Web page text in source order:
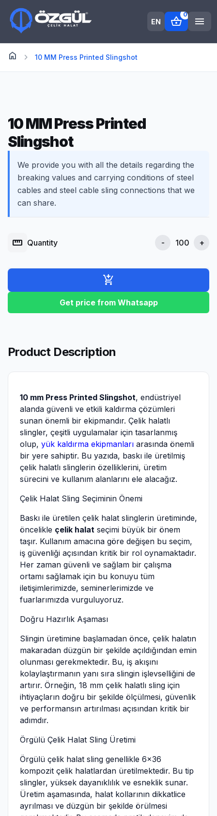
EN shopping_basket
0
menu
home Anasayfa
chevron_right 10 MM Press Printed Slingshot
10 MM Press Printed
Slingshot
We provide you with all the details regarding the
breaking values and carrying conditions of steel
cables and steel cable sling connections that we
can share.
straighten Quantity - +
add_shopping_cart
Get price from Whatsapp
Product Description
10 mm Press Printed Slingshot, endüstriyel
alanda güvenli ve etkili kaldırma çözümleri
sunan önemli bir ekipmandır. Çelik halatlı
slingler, çeşitli uygulamalar için tasarlanmış
olup, yük kaldırma ekipmanları arasında önemli
bir yere sahiptir. Bu yazıda, baskı ile üretilmiş
çelik halatlı slinglerin özelliklerini, üretim
sürecini ve kullanım alanlarını ele alacağız.
Çelik Halat Sling Seçiminin Önemi
Baskı ile üretilen çelik halat slinglerin üretiminde,
öncelikle çelik halat seçimi büyük bir önem
taşır. Kullanım amacına göre değişen bu seçim,
iş güvenliği açısından kritik bir rol oynamaktadır.
Her zaman güvenli ve sağlam bir çalışma
ortamı sağlamak için bu konuyu tüm
iletişimlerimizde, seminerlerimizde ve
fuarlarımızda vurguluyoruz.
Doğru Hazırlık Aşaması
Slingin üretimine başlamadan önce, çelik halatın
makaradan düzgün bir şekilde açıldığından emin
olunması gerekmektedir. Bu, iş akışını
kolaylaştırmanın yanı sıra slingin işlevselliğini de
artırır. Örneğin, 18 mm çelik halatlı sling için
ihtiyaçların doğru bir şekilde ölçülmesi, güvenlik
ve performansın artırılması açısından kritik bir
adımdır.
Örgülü Çelik Halat Sling Üretimi
Örgülü çelik halat sling genellikle 6×36
kompozit çelik halatlardan üretilmektedir. Bu tip
slingler, yüksek dayanıklılık ve esneklik sunar.
Üretim aşamasında, halat kollarının dikkatlice
ayrılması ve düzgün bir şekilde örülmesi